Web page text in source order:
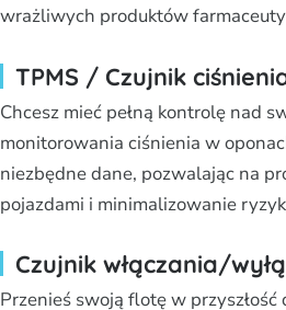
wrażliwych produktów
TPMS / Czujnik
Chcesz mieć pełną kontrolę nad
monitorowania ciśnienia w
niezbędne dane, pozwalając na
pojazdami i minimalizowanie
Czujnik włączania/
Przenieś swoją flotę w przyszłość